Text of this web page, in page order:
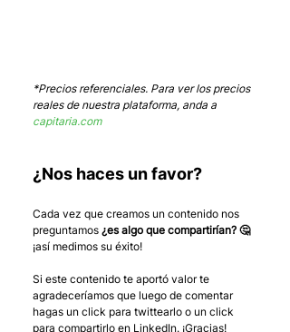
*Precios referenciales. Para ver los precios
reales de nuestra plataforma, anda a
capitaria.com
¿Nos haces un favor?
Cada vez que creamos un contenido nos
preguntamos ¿es algo que compartirían? 🤔
¡así medimos su éxito!
Si este contenido te aportó valor te
agradeceríamos que luego de comentar
hagas un click para twittearlo o un click
para compartirlo en LinkedIn. ¡Gracias!